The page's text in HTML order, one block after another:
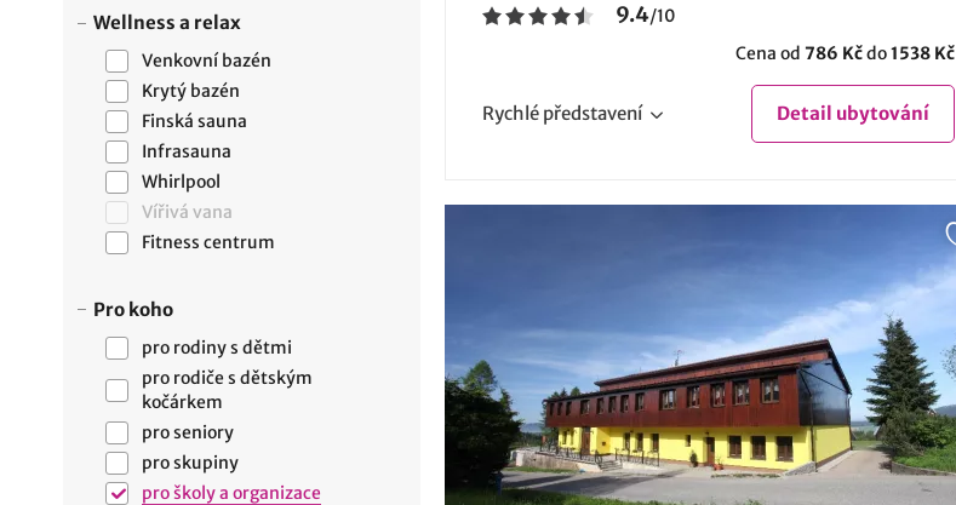
Wellness a relax
Venkovní bazén
Krytý bazén
Finská sauna
Infrasauna
Whirlpool
Vířivá vana
Fitness centrum
Pro koho
pro rodiny s dětmi
pro rodiče s dětským
kočárkem
pro seniory
pro skupiny
pro školy a organizace
9.4/10
Cena od 786 Kčdo1538 Kč
Rychlé představení Detail ubytování